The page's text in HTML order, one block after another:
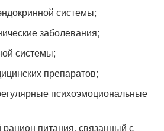
системы;
заболевания;
системы;
препаратов;
психоэмоциональные
питания, связанный с